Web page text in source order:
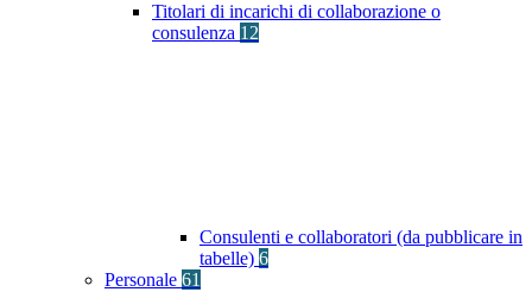
Titolari di incarichi di collaborazione o
consulenza 12
Consulenti e collaboratori (da pubblicare in
tabelle) 6
Personale 61